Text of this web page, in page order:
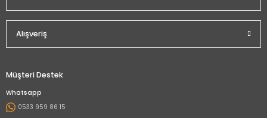
Alışveriş
Müşteri Destek
Whatsapp
0533 959 86 15